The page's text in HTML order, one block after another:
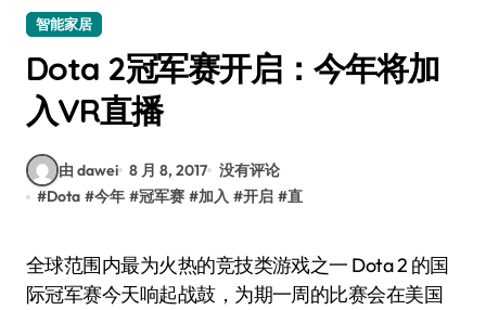
智能家居
Dota 2冠军赛开启：今年将加
入VR直播
由 dawei 8 月 8, 2017 没有评论
#Dota #今年 #冠军赛 #加入 #开启 #直
全球范围内最为火热的竞技类游戏之一 Dota 2 的国
际冠军赛今天响起战鼓，为期一周的比赛会在美国